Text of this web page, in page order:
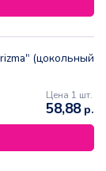
(цокольный
Цена 1 шт.
58,88р.